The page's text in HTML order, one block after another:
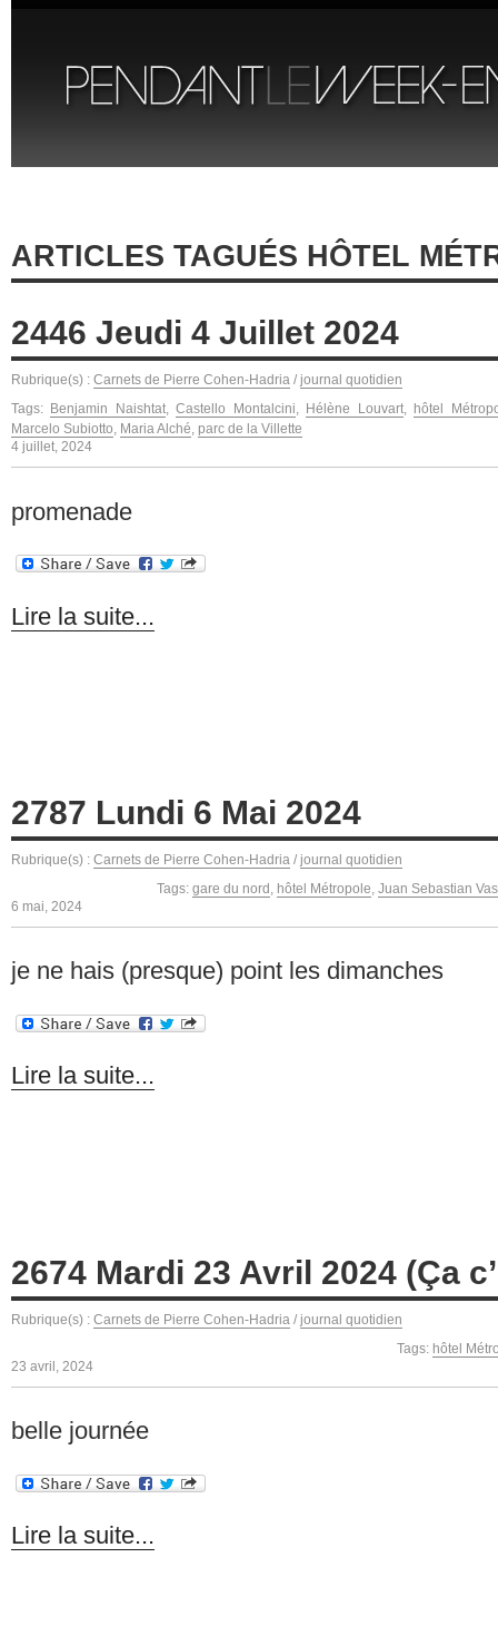
ARTICLES TAGUÉS HÔTEL
2446 Jeudi 4 Juillet 2024
Rubrique(s) : Carnets de Pierre Cohen-Hadria / journal quotidien
Tags: Benjamin Naishtat,Castello Montalcini, Hélène Louvart, hôtel
Marcelo Subiotto, Maria Alché, parc de la Villette
4 juillet, 2024
promenade
Lire la suite...
2787 Lundi 6 Mai 2024
Rubrique(s) : Carnets de Pierre Cohen-Hadria / journal quotidien
Tags: gare du nord hôtel Métropole Juan Sebastian
6 mai, 2024
je ne hais (presque) point les dimanches
Lire la suite...
2674 Mardi 23 Avril 2024 (Ça
Rubrique(s) : Carnets de Pierre Cohen-Hadria / journal quotidien
Tags: hôtel
23 avril, 2024
belle journée
Lire la suite...